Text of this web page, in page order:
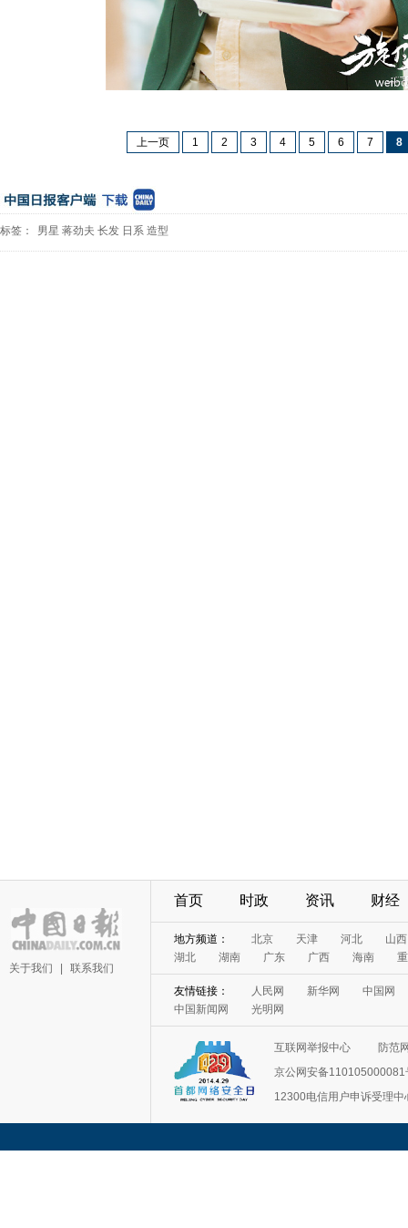
上一页 1 2 3 4 5 6 7 8
标签： 男星 蒋劲夫 长发 日系 造型
关于我们 联系我们
首页 时政 资讯 财经
地方频道： 北京 天津 河北
山西
湖北
湖南 广东 广西 海南
友情链接： 人民网 新华网
中国网
中国新闻网
光明网
互联网举报中心
防范
京公网安备110105000081
12300电信用户申诉受理中